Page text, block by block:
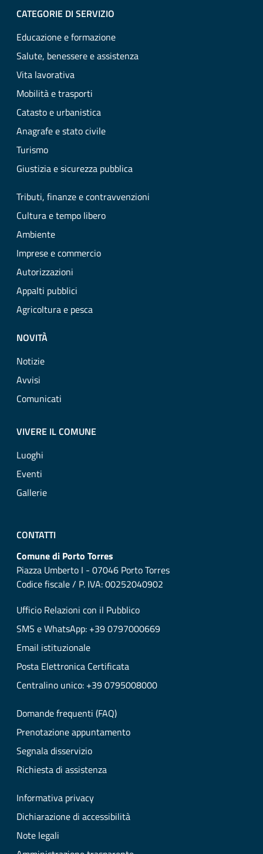
CATEGORIE DI SERVIZIO
Educazione e formazione
Salute, benessere e assistenza
Vita lavorativa
Mobilità e trasporti
Catasto e urbanistica
Anagrafe e stato civile
Turismo
Giustizia e sicurezza pubblica
Tributi, finanze e contravvenzioni
Cultura e tempo libero
Ambiente
Imprese e commercio
Autorizzazioni
Appalti pubblici
Agricoltura e pesca
NOVITÀ
Notizie
Avvisi
Comunicati
VIVERE IL COMUNE
Luoghi
Eventi
Gallerie
CONTATTI
Comune di Porto Torres
Piazza Umberto I - 07046 Porto Torres
Codice fiscale / P. IVA: 00252040902
Ufficio Relazioni con il Pubblico
SMS e WhatsApp: +39 0797000669
Email istituzionale
Posta Elettronica Certificata
Centralino unico: +39 0795008000
Domande frequenti (FAQ)
Prenotazione appuntamento
Segnala disservizio
Richiesta di assistenza
Informativa privacy
Dichiarazione di accessibilità
Note legali